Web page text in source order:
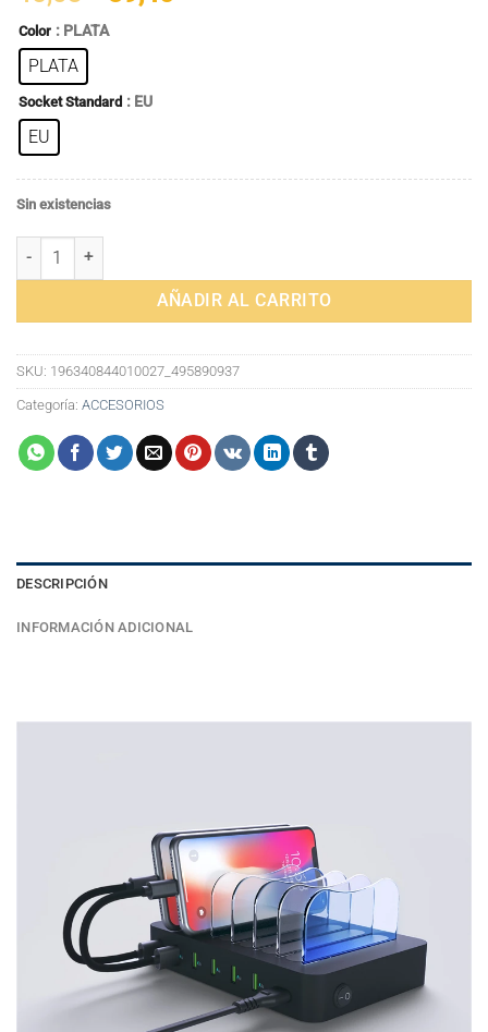
original
45,03€.
Color : PLATA
PLATA
Socket Standard : EU
EU
Sin existencias
Estación de carga USB cargador multipuerto USB-c 6 en 1
AÑADIR AL CARRITO
SKU: 196340844010027_495890937
Categoría: ACCESORIOS
DESCRIPCIÓN
INFORMACIÓN ADICIONAL